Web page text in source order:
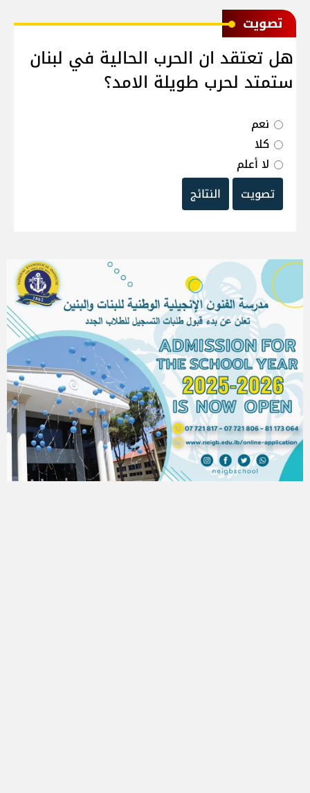
ﺗﺼﻮﻳﺖ
هل تعتقد ان الحرب الحالية في لبنان
ستمتد لحرب طويلة الامد؟
نعم
كلا
لا أعلم
تصويت
النتائج